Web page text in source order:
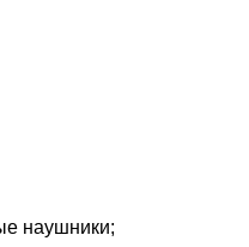
наушники;